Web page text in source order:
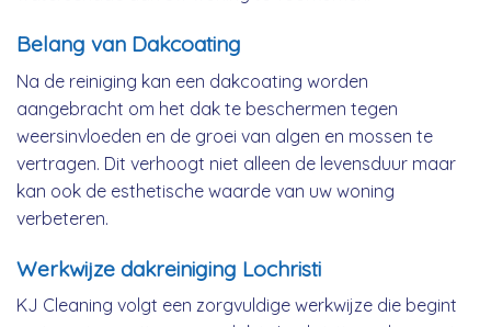
Belang van Dakcoating
Na de reiniging kan een dakcoating worden
aangebracht om het dak te beschermen tegen
weersinvloeden en de groei van algen en mossen te
vertragen. Dit verhoogt niet alleen de levensduur maar
kan ook de esthetische waarde van uw woning
verbeteren.
Werkwijze dakreiniging Lochristi
KJ Cleaning volgt een zorgvuldige werkwijze die begint